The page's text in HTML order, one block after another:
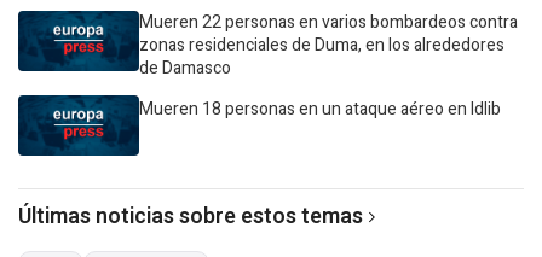
Mueren 22 personas en varios bombardeos contra
zonas residenciales de Duma, en los alrededores
de Damasco
Mueren 18 personas en un ataque aéreo en Idlib
Últimas noticias sobre estos temas